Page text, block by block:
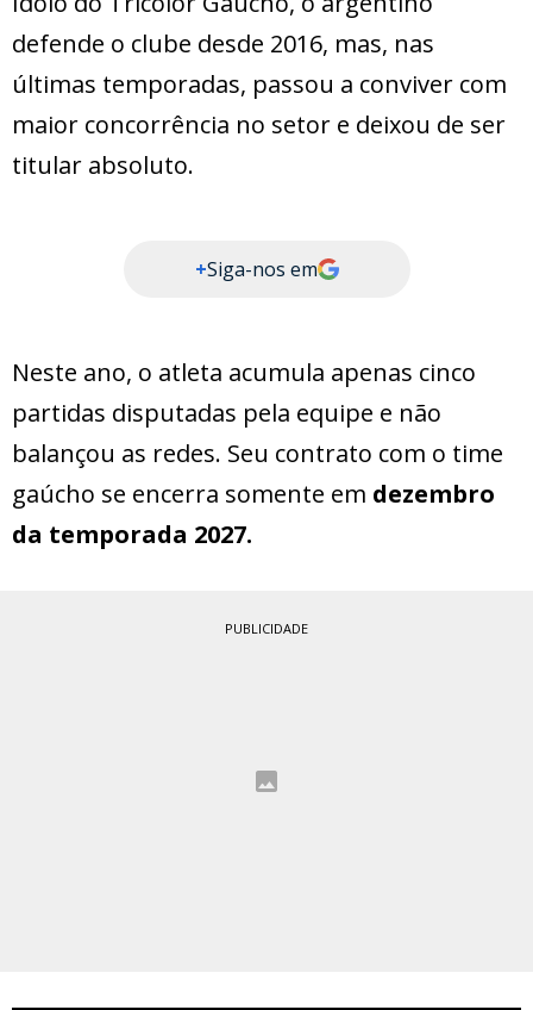
defende o clube desde 2016, mas, nas
últimas temporadas, passou a conviver com
maior concorrência no setor e deixou de ser
titular absoluto.
+Siga-nos em
Neste ano, o atleta acumula apenas cinco
partidas disputadas pela equipe e não
balançou as redes. Seu contrato com o time
gaúcho se encerra somente em dezembro
da temporada 2027.
PUBLICIDADE